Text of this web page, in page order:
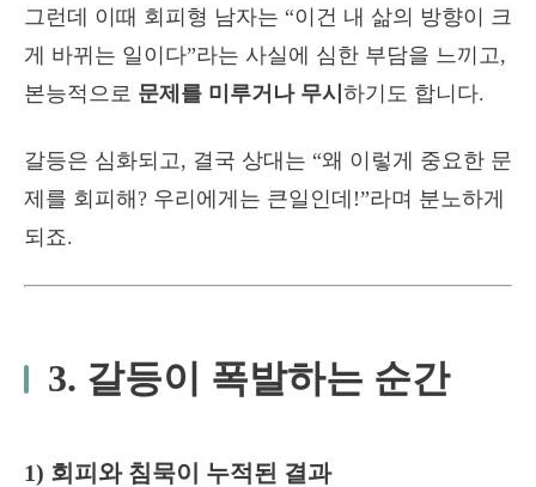
그런데 이때 회피형 남자는 “이건 내 삶의 방향이 크
게 바뀌는 일이다”라는 사실에 심한 부담을 느끼고,
본능적으로 문제를 미루거나 무시 하기도 합니다.
갈등은 심화되고, 결국 상대는 “왜 이렇게 중요한 문
제를 회피해? 우리에게는 큰일인데!”라며 분노하게
되죠.
3. 갈등이 폭발하는 순간
1) 회피와 침묵이 누적된 결과